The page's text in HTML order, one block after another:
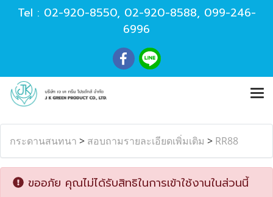
Tel : 02-920-8550, 02-920-8588, 099-246-
6996
กระดานสนทนา > สอบถามรายละเอียดเพิ่มเติม > RR88
ขออภัย คุณไม่ได้รับสิทธิในการเข้าใช้งานในส่วนนี้